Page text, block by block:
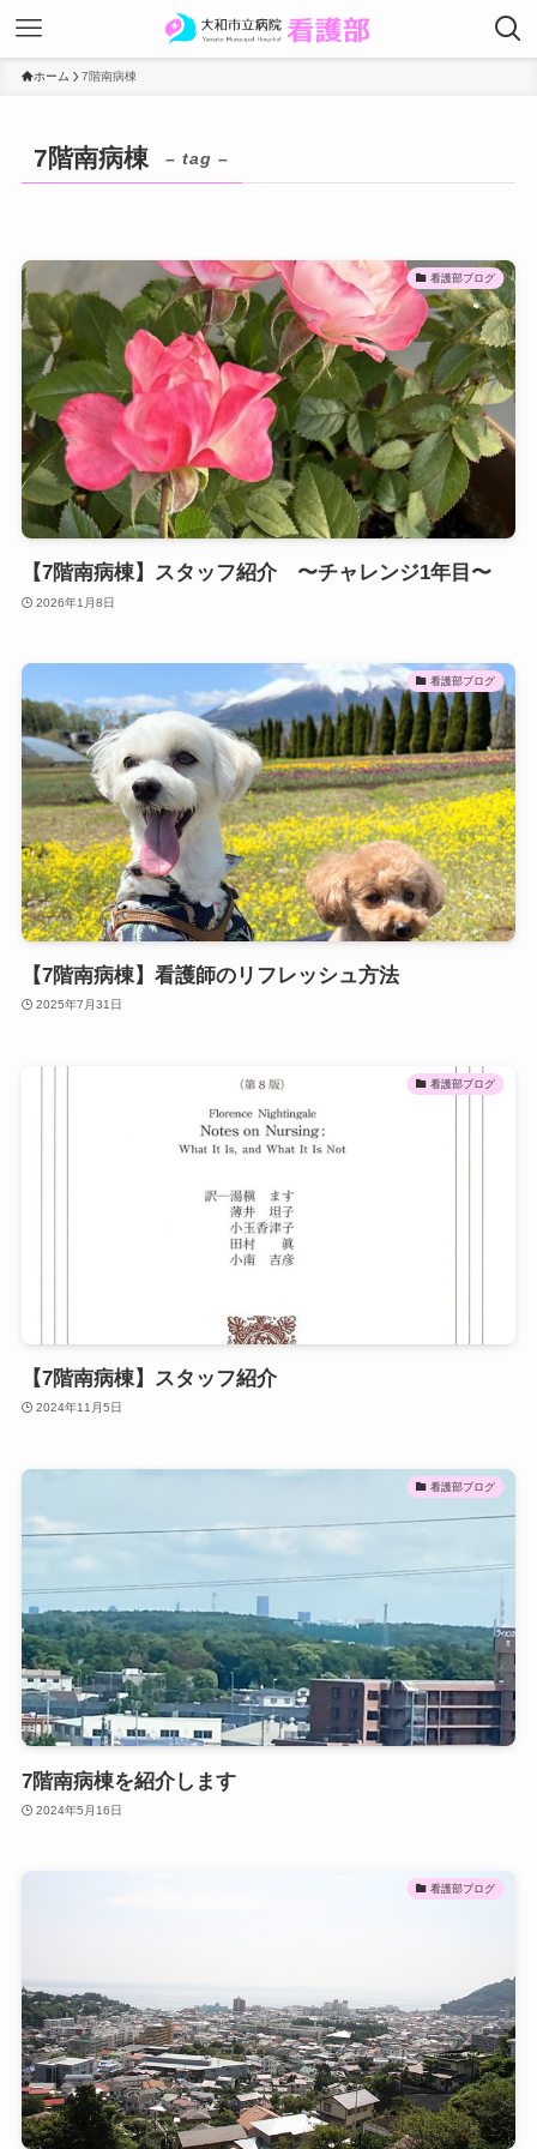
ホーム 7階南病棟
7階南病棟 – tag –
看護部ブログ
【7階南病棟】スタッフ紹介 〜チャレンジ1年目〜
2026年1月8日
看護部ブログ
【7階南病棟】看護師のリフレッシュ方法
2025年7月31日
看護部ブログ
【7階南病棟】スタッフ紹介
2024年11月5日
看護部ブログ
7階南病棟を紹介します
2024年5月16日
看護部ブログ